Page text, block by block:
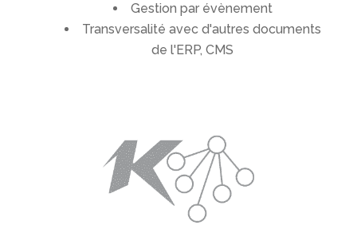
Gestion par évènement
Transversalité avec d'autres documents
de l'ERP, CMS